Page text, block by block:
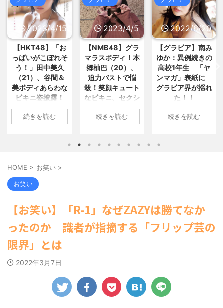
【正論】今の20代「タモリってお
もしろくないじゃん。笑ったこ... / お
まとめ : おすすめ NEW! (8/6 13:31)
【画像あり】女子、整形に成功
「この形の鼻が全女子の理想だと思...
/ おまとめ : おすすめ NEW!
(8/6
13:27)
彡(●)(●)「やっと服役終わった
で...!性的暴行で通報し... / おまとめ :
おすすめ NEW! (8/6 13:27)
【信長の野望・新生】米問屋をど
気になるニュースまとめアンテナ
(8/29 00:02)
なるニュースまとめアンテナ
(8/29
【悲報】乃木中３０ｔｈヒット祈
願が死ぬほど / 気になるニュースまと
めアンテナ (8/29 00:00)
【モバマスSS】志希「苺の美味し
になるニュースまとめアンテナ
(8/29
00:00)
【速報】スプラトゥーン公式、謝
罪 / 気になるニュースまとめアンテナ
Powered by livedoor 相互
RSS
14:55)
クラピカ「エンペラータイムのせ
いで寿命を大幅に失ってしまった... /
5chまとめMAP(総合) NEW! (8/6
14:49)
【悲報】クロちゃん、とんでもな
いツイートをする / 5chまとめ
MAP(総合)
NEW! (8/6 14:39)
【元フジ】渡邊渚アナ、初夏に
「外出先で倒れてしまったり、搬送...
/ 5chまとめMAP(総合) NEW! (8/6
14:19)
【悲報】ワールドトリガーのスト
ーリー、もう誰も覚えてない / 5chま
とめMAP(総合)
NEW! (8/6 14:17)
ゅーすなう！ まとめアンテナ
すなう！ まとめアンテナ (7/30
勇気を出して白人美女にチン凸し
たアジア人短小男♂、爆笑されて... /
ゅーすなう！ まとめアンテナ
21:56)
Powered by livedoor 相互
2023/4/15
HKT48】「お
ぱいがこぼれそ
！」田中美久
21）、谷間＆
ボディあらわな
キニ姿披露！
えっちいすぎ
」絶賛の声殺到
の田中美久
んは4月8日、自
のInstagramを更
あらわになった
キニ姿を披露し
した。 「素敵
で綺麗」 田中さ
文字と共に、自
続きを読む
2023/4/5
【NMB48】グラ
マラスボディ！本
郷柚巴（20）、
迫力バストで悩
殺！笑顔キュート
なビキニ、セクシ
ーニット、ランジ
ェリー姿披露
2023/04/01(土)
イト『ヤングアニ
マルWeb』のグラ
ビアに初登場し
トが掲載されてお
り、ボディライン
続きを読む
2022/6/20
【グラビア】南み
ゆか：異例続きの
高校1年生 「ヤ
ンマガ」表紙に
グラビア界が揺れ
た！！
1: 名無しさん
2022/06/20(月)
「OS☆K」の南み
ゆかさんが、6月
20日発売のマンガ
日生まれの16歳。
今年2月に同誌の表
続きを読む
部
HOME > お笑い >
お笑い
【お笑い】「R-1」なぜZAZYは勝てなか
ったのか 識者が指摘する「フリップ芸の
限界」とは
2022年3月7日